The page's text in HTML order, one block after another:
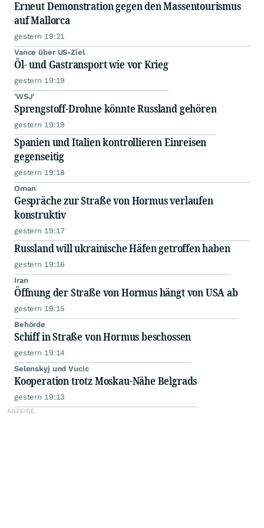
Erneut Demonstration gegen den Massentourismus
auf Mallorca
gestern 19:21
Vance über US-Ziel
Öl- und Gastransport wie vor Krieg
gestern 19:19
'WSJ'
Sprengstoff-Drohne könnte Russland gehören
gestern 19:19
Spanien und Italien kontrollieren Einreisen
gegenseitig
gestern 19:18
Oman
Gespräche zur Straße von Hormus verlaufen
konstruktiv
gestern 19:17
Russland will ukrainische Häfen getroffen haben
gestern 19:16
Iran
Öffnung der Straße von Hormus hängt von USA ab
gestern 19:15
Behörde
Schiff in Straße von Hormus beschossen
gestern 19:14
Selenskyj und Vucic
Kooperation trotz Moskau-Nähe Belgrads
gestern 19:13